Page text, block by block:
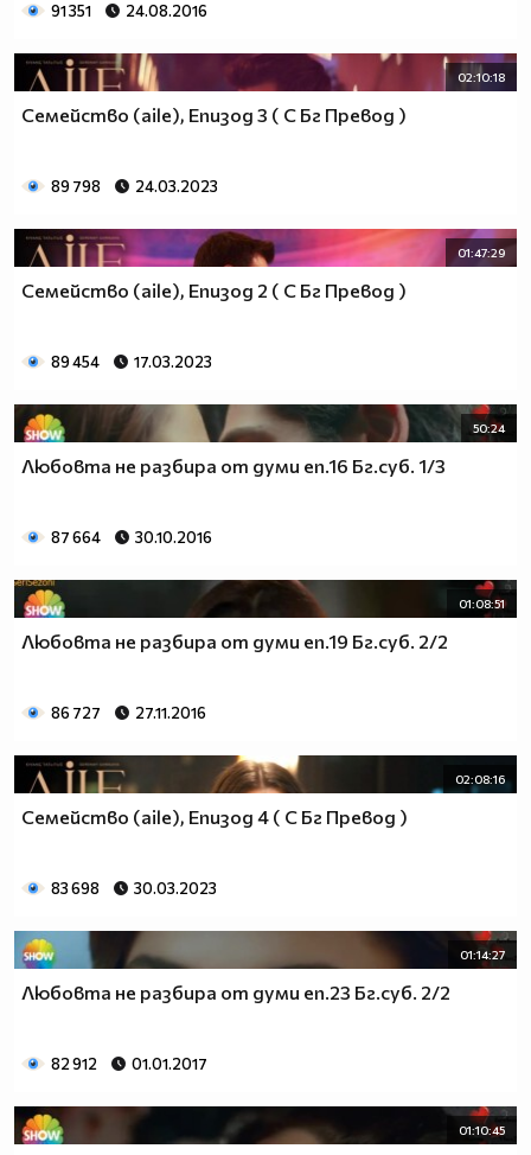
91 351 24.08.2016
02:10:18
Семейство (aile), Епизод 3 ( С Бг Превод )
89 798 24.03.2023
01:47:29
Семейство (aile), Епизод 2 ( С Бг Превод )
89 454 17.03.2023
50:24
Любовта не разбира от думи еп.16 Бг.суб. 1/3
87 664 30.10.2016
01:08:51
Любовта не разбира от думи еп.19 Бг.суб. 2/2
86 727 27.11.2016
02:08:16
Семейство (aile), Епизод 4 ( С Бг Превод )
83 698 30.03.2023
01:14:27
Любовта не разбира от думи еп.23 Бг.суб. 2/2
82 912 01.01.2017
01:10:45